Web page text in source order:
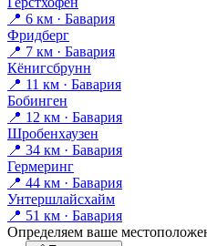
📍 6 км · Бавария
Фридберг
📍 7 км · Бавария
Кёнигсбрунн
📍 11 км · Бавария
Бобинген
📍 12 км · Бавария
Шробенхаузен
📍 34 км · Бавария
Гермеринг
📍 44 км · Бавария
Унтершлайсхайм
📍 51 км · Бавария
Определяем ваше